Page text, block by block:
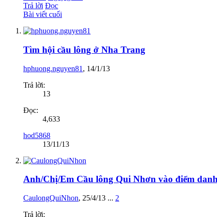
Trả lời Đọc
Bài viết cuối
Tìm hội cầu lông ở Nha Trang
hphuong.nguyen81 , 14/1/13
Trả lời:
13
Đọc:
4,633
hod5868
13/11/13
Anh/Chị/Em Cầu lông Qui Nhơn vào điểm
CaulongQuiNhon, 25/4/13 ... 2
Trả lời: